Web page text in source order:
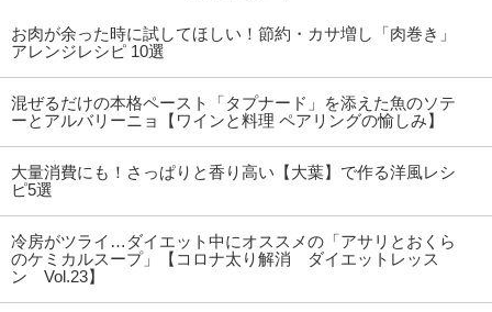
お肉が余った時に試してほしい！節約・カサ増し「肉巻き」
アレンジレシピ 10選
混ぜるだけの本格ペースト「タプナード」を添えた魚のソテ
ーとアルバリーニョ【ワインと料理 ペアリングの愉しみ】
大量消費にも！さっぱりと香り高い【大葉】で作る洋風レシ
ピ5選
冷房がツライ…ダイエット中にオススメの「アサリとおくら
のケミカルスープ」【コロナ太り解消 ダイエットレッス
ン Vol.23】